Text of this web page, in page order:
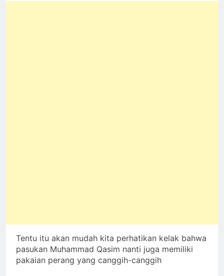
Tentu itu akan mudah kita perhatikan kelak bahwa
pasukan Muhammad Qasim nanti juga memiliki
pakaian perang yang canggih-canggih